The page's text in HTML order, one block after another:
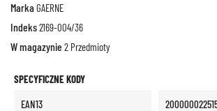
MarkaGAERNE
Indeks2169-004/36
W magazynie 2 Przedmioty
SPECYFICZNE KODY
EAN13